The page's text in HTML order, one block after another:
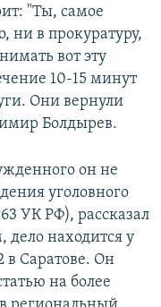
"Ты, самое
ни в прокуратуру,
вот эту
10-15 минут
Они вернули
Болдырев.
он не
уголовного
УК РФ), рассказал
дело находится у
в Саратове. Он
на более